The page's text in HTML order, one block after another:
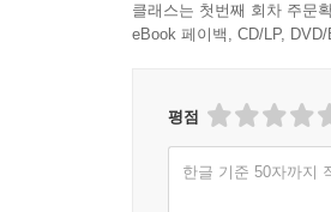
클래스는 첫번째 회차 주문
eBook 페이백, CD/LP,
평점
한글 기준 50자까지